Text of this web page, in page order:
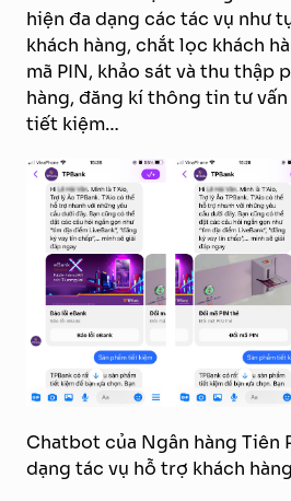
hiện đa dạng các tác vụ như
khách hàng, chắt lọc khách
mã PIN, khảo sát và thu thập
hàng, đăng kí thông tin tư
tiết kiệm…
Chatbot của Ngân hàng Tiên
dạng tác vụ hỗ trợ khách